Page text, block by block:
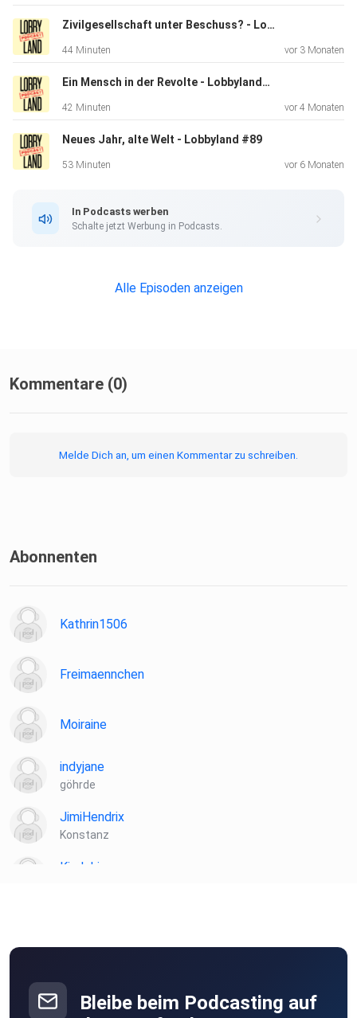
YouTube! NEU: Jeden Monat Lobbyland Talk, dazu
Lesungen und
Lobbyland: https://lobbyland.de
https://twitter.com/lobbylandDE
https://www.instagram.com/lobbyland_de Unser Podcast-
Team:
https://facebook.com/marco.buelow Sabrina - Host
Zivilgesellschaft unter Beschuss? - Lobbyland#91
44 Minuten vor 3 Monaten
Ein Mensch in der Revolte - Lobbyland#90
42 Minuten vor 4 Monaten
Neues Jahr, alte Welt - Lobbyland #89
53 Minuten vor 6 Monaten
In Podcasts werben
Schalte jetzt Werbung in Podcasts.
Alle Episoden anzeigen
Kommentare (0)
Melde Dich an, um einen Kommentar zu schreiben.
Abonnenten
Kathrin1506
Freimaennchen
Moiraine
indyjane
göhrde
JimiHendrix
Konstanz
Kindoki
Bleibe beim Podcasting auf